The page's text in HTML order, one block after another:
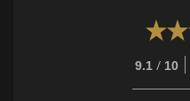
9.1 / 10